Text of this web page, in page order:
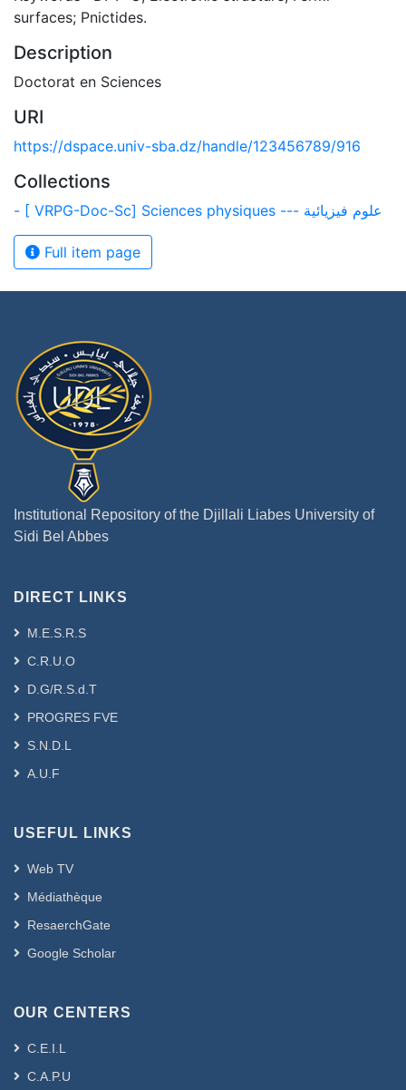
surfaces; Pnictides.
Description
Doctorat en Sciences
URI
https://dspace.univ-sba.dz/handle/123456789/916
Collections
- [ VRPG-Doc-Sc] Sciences physiques --- علوم فيزيائية
Full item page
Institutional Repository of the Djillali Liabes University of
Sidi Bel Abbes
DIRECT LINKS
M.E.S.R.S
C.R.U.O
D.G/R.S.d.T
PROGRES FVE
S.N.D.L
A.U.F
USEFUL LINKS
Web TV
Médiathèque
ResaerchGate
Google Scholar
OUR CENTERS
C.E.I.L
C.A.P.U